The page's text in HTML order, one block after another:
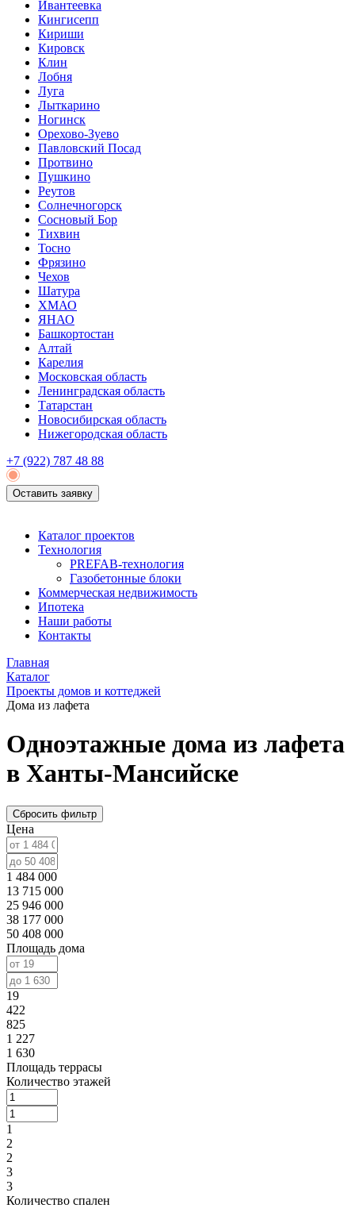
Ивантеевка
Кингисепп
Кириши
Кировск
Клин
Лобня
Луга
Лыткарино
Ногинск
Орехово-Зуево
Павловский Посад
Протвино
Пушкино
Реутов
Солнечногорск
Сосновый Бор
Тихвин
Тосно
Фрязино
Чехов
Шатура
ХМАО
ЯНАО
Башкортостан
Алтай
Карелия
Московская область
Ленинградская область
Татарстан
Новосибирская область
Нижегородская область
+7 (922) 787 48 88
Оставить заявку
Каталог проектов
Технология
PREFAB-технология
Газобетонные блоки
Коммерческая недвижимость
Ипотека
Наши работы
Контакты
Главная
Каталог
Проекты домов и коттеджей
Дома из лафета
Одноэтажные дома из лафета
в Ханты-Мансийске
Сбросить фильтр
Цена
1 484 000
13 715 000
25 946 000
38 177 000
50 408 000
Площадь дома
19
422
825
1 227
1 630
Площадь террасы
Количество этажей
1
2
2
3
3
Количество спален